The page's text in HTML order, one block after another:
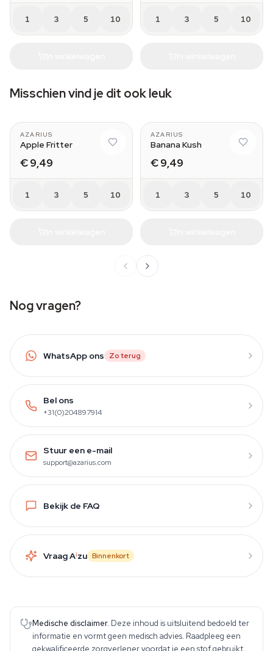
1 3 5 10 1 3 5 10
Misschien vind je dit ook leuk
AZARIUS
Apple Fritter
€ 9,49
1 3 5 10
AZARIUS
Banana Kush
€ 9,49
1 3 5 10
Nog vragen?
WhatsApp ons Zo terug
Bel ons
+31(0)204897914
Stuur een e-mail
support@azarius.com
Bekijk de FAQ
Vraag Aizu Binnenkort
Medische disclaimer. Deze inhoud is uitsluitend bedoeld ter
informatie en vormt geen medisch advies. Raadpleeg een
gekwalificeerde zorgverlener voordat je een stof gebruikt.